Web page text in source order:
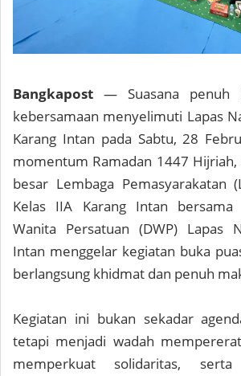
Bangkapost — Suasana penuh
kebersamaan menyelimuti Lapas
Karang Intan pada Sabtu, 28
momentum Ramadan 1447
besar Lembaga Pemasyarakatan
Kelas IIA Karang Intan bersama
Wanita Persatuan (DWP) Lapas
Intan menggelar kegiatan buka
berlangsung khidmat dan penuh
Kegiatan ini bukan sekadar
tetapi menjadi wadah
memperkuat solidaritas, serta